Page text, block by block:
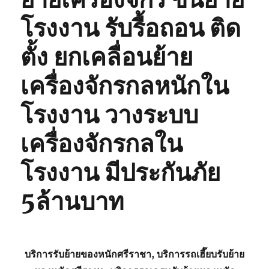
โรงงาน รับรื้อถอน ติด
ตั้ง ยกเคลื่อนย้าย
เครื่องจักรกลหนักใน
โรงงาน วางระบบ
เครื่องจักรกลใน
โรงงาน มีประกันภัย
5ล้านบาท
บริการรับย้ายของหนักศรีราชา, บริการรถเฮี๊ยบรับย้าย